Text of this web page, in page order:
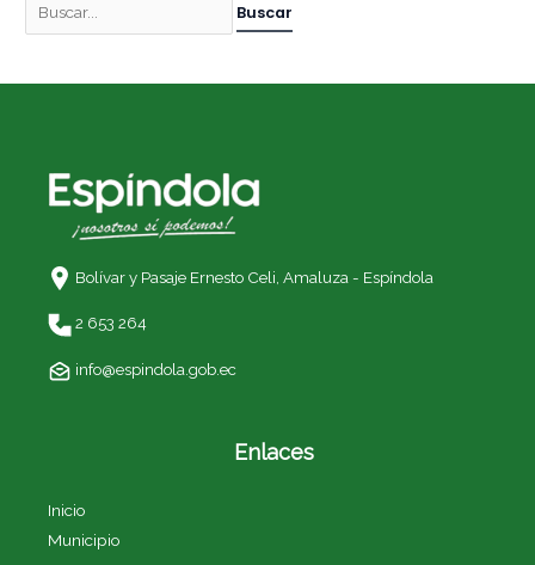
Bolívar y Pasaje Ernesto Celi, Amaluza - Espíndola
2 653 264
info@espindola.gob.ec
Enlaces
Inicio
Municipio